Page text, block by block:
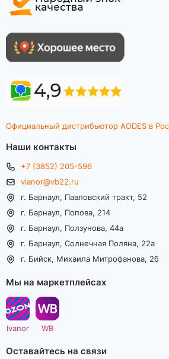
Официальный дистрибьютор AODES в
Наши контакты
+7 (3852) 205-596
vianor@vb22.ru
г. Барнаул, Павловский тракт, 52
г. Барнаул, Попова, 214
г. Барнаул, Ползунова, 44а
г. Барнаул, Солнечная Поляна, 22а
г. Бийск, Михаила Митрофанова, 2б
Мы на маркетплейсах
Ivanor WB
Оставайтесь на связи